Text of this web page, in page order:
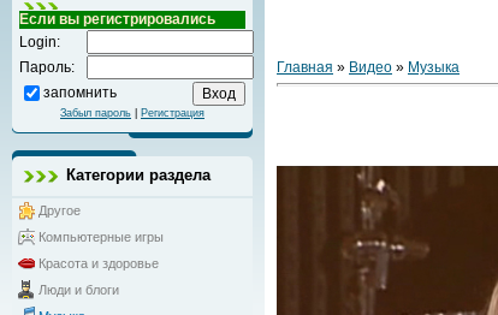
Если вы регистрировались
Login:
Пароль:
запомнить
Забыл пароль Регистрация
Категории раздела
Другое
Компьютерные игры
Красота и здоровье
Люди и блоги
Главная » Видео » Музыка